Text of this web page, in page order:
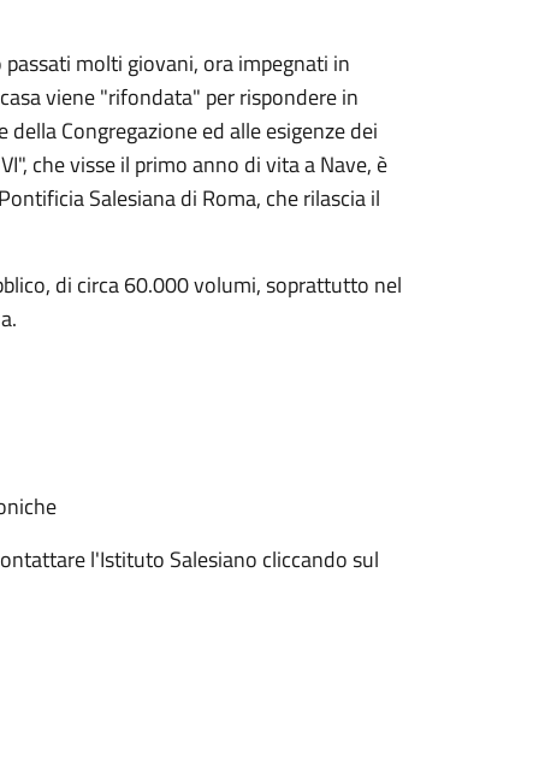
molti giovani, ora impegnati in
viene "rifondata" per rispondere in
Congregazione ed alle esigenze dei
che visse il primo anno di vita a Nave, è
Salesiana di Roma, che rilascia il
di circa 60.000 volumi, soprattutto nel
l'Istituto Salesiano cliccando sul